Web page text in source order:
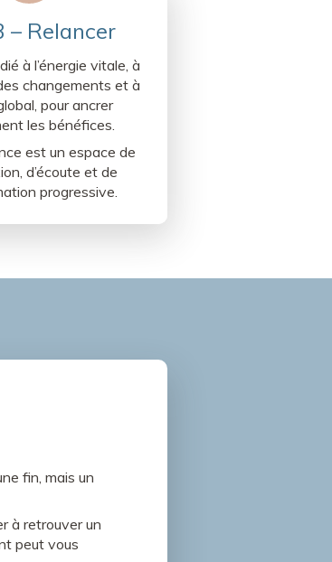
– Relancer
à l’énergie vitale, à
changements et à
pour ancrer
les bénéfices.
est un espace de
d’écoute et de
progressive.
fin, mais un
à retrouver un
peut vous